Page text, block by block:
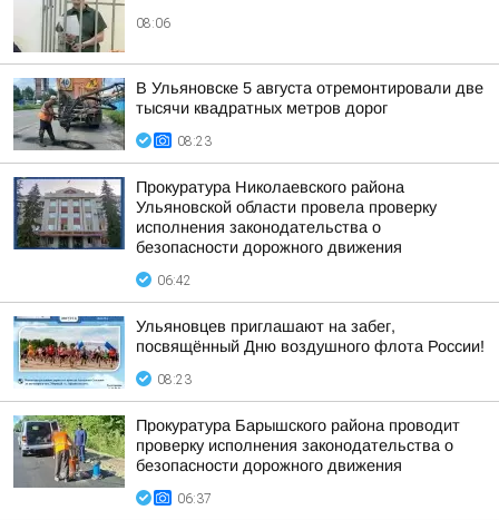
08:06
В Ульяновске 5 августа отремонтировали две
тысячи квадратных метров дорог
08:23
Прокуратура Николаевского района
Ульяновской области провела проверку
исполнения законодательства о
безопасности дорожного движения
06:42
Ульяновцев приглашают на забег,
посвящённый Дню воздушного флота России!
08:23
Прокуратура Барышского района проводит
проверку исполнения законодательства о
безопасности дорожного движения
06:37